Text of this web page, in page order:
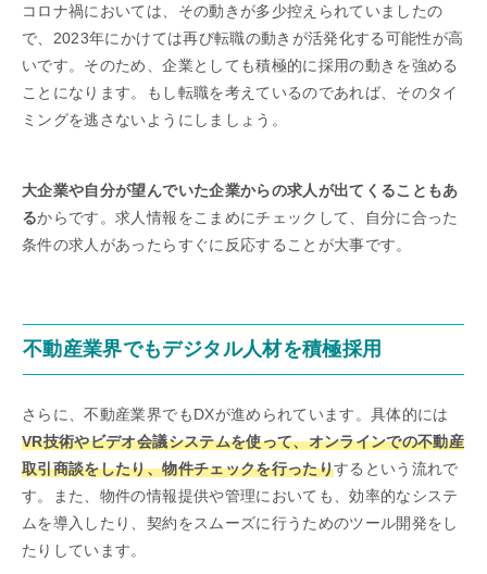
コロナ禍においては、その動きが多少控えられていましたの
で、2023年にかけては再び転職の動きが活発化する可能性が高
いです。そのため、企業としても積極的に採用の動きを強める
ことになります。もし転職を考えているのであれば、そのタイ
ミングを逃さないようにしましょう。
大企業や自分が望んでいた企業からの求人が出てくることもあ
るからです。求人情報をこまめにチェックして、自分に合った
条件の求人があったらすぐに反応することが大事です。
不動産業界でもデジタル人材を積極採用
さらに、不動産業界でもDXが進められています。具体的には
VR技術やビデオ会議システムを使って、オンラインでの不動産
取引商談をしたり、物件チェックを行ったりするという流れで
す。また、物件の情報提供や管理においても、効率的なシステ
ムを導入したり、契約をスムーズに行うためのツール開発をし
たりしています。